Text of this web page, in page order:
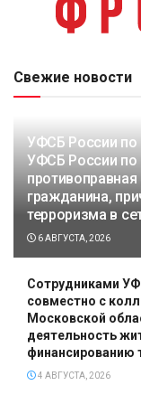
Свежие новости
УФСБ России по
УФСБ России по
гражданина,
терроризма в
6 АВГУСТА, 2026
Сотрудниками
совместно с
Московской
деятельность
финансированию
4 АВГУСТА, 2026